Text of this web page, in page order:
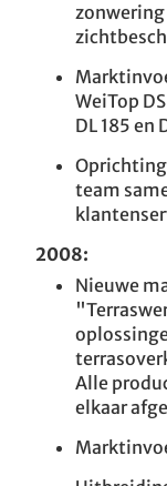
WeiTop
DL 185 en
team
2008:
Nieuwe
Alle
elkaar